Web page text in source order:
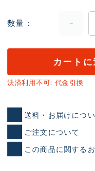
数量
カート
決済利用不可: 代金引換
送料・お届けにつ
ご注文について
この商品に関する